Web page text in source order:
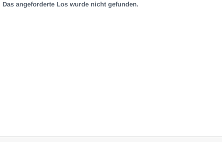
Das angeforderte Los wurde nicht gefunden.